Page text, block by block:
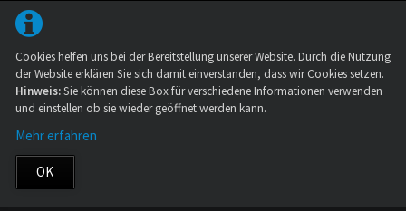
Cookies helfen uns bei der Bereitstellung unserer Website. Durch die Nutzung
der Website erklären Sie sich damit einverstanden, dass wir Cookies setzen.
Hinweis:Sie können diese Box für verschiedene Informationen verwenden
und einstellen ob sie wieder geöffnet werden kann.
Mehr erfahren
OK